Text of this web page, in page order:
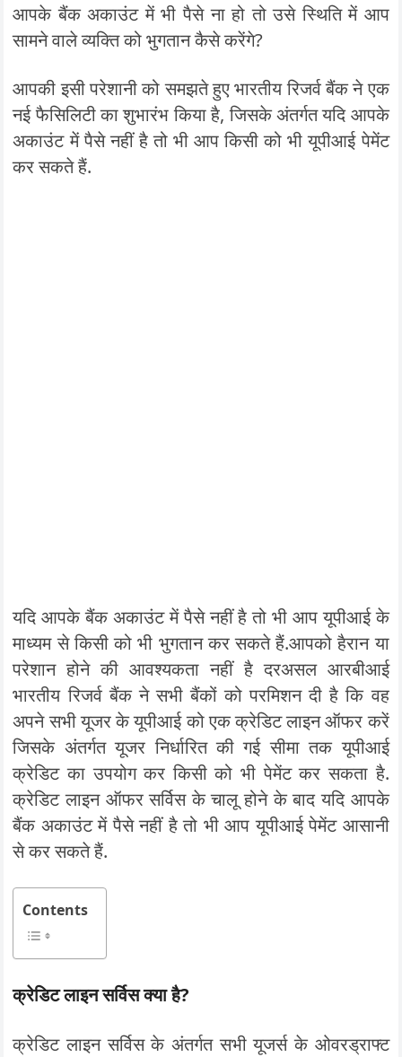
आपके बैंक अकाउंट में भी पैसे ना हो तो उसे स्थिति में आप
सामने वाले व्यक्ति को भुगतान कैसे करेंगे?
आपकी इसी परेशानी को समझते हुए भारतीय रिजर्व बैंक ने एक
नई फैसिलिटी का शुभारंभ किया है, जिसके अंतर्गत यदि आपके
अकाउंट में पैसे नहीं है तो भी आप किसी को भी यूपीआई पेमेंट
कर सकते हैं.
यदि आपके बैंक अकाउंट में पैसे नहीं है तो भी आप यूपीआई के
माध्यम से किसी को भी भुगतान कर सकते हैं.आपको हैरान या
परेशान होने की आवश्यकता नहीं है दरअसल आरबीआई
भारतीय रिजर्व बैंक ने सभी बैंकों को परमिशन दी है कि वह
अपने सभी यूजर के यूपीआई को एक क्रेडिट लाइन ऑफर करें
जिसके अंतर्गत यूजर निर्धारित की गई सीमा तक यूपीआई
क्रेडिट का उपयोग कर किसी को भी पेमेंट कर सकता है.
क्रेडिट लाइन ऑफर सर्विस के चालू होने के बाद यदि आपके
बैंक अकाउंट में पैसे नहीं है तो भी आप यूपीआई पेमेंट आसानी
से कर सकते हैं.
Contents
क्रेडिट लाइन सर्विस क्या है?
क्रेडिट लाइन सर्विस के अंतर्गत सभी यूजर्स के ओवरड्राफ्ट